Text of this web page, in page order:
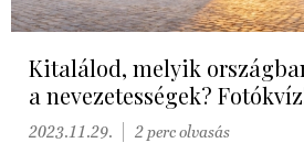
Kitalálod, melyik
a nevezetességek?
2023.11.29. 2 perc olvasás